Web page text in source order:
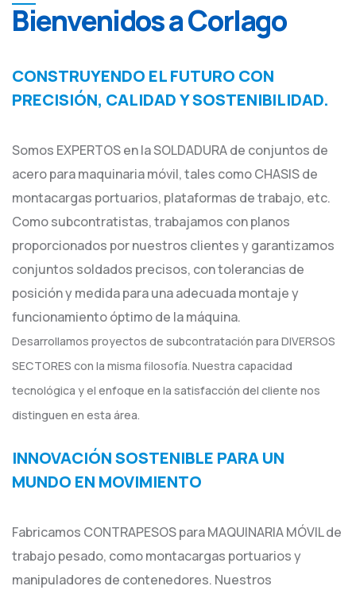
Bienvenidos a Corlago
CONSTRUYENDO EL FUTURO CON
PRECISIÓN, CALIDAD Y SOSTENIBILIDAD.
Somos EXPERTOS en la SOLDADURA de conjuntos de
acero para maquinaria móvil, tales como CHASIS de
montacargas portuarios, plataformas de trabajo, etc.
Como subcontratistas, trabajamos con planos
proporcionados por nuestros clientes y garantizamos
conjuntos soldados precisos, con tolerancias de
posición y medida para una adecuada montaje y
funcionamiento óptimo de la máquina.
Desarrollamos proyectos de subcontratación para DIVERSOS
SECTORES con la misma filosofía. Nuestra capacidad
tecnológica y el enfoque en la satisfacción del cliente nos
distinguen en esta área.
INNOVACIÓN SOSTENIBLE PARA UN
MUNDO EN MOVIMIENTO
Fabricamos CONTRAPESOS para MAQUINARIA MÓVIL de
trabajo pesado, como montacargas portuarios y
manipuladores de contenedores. Nuestros